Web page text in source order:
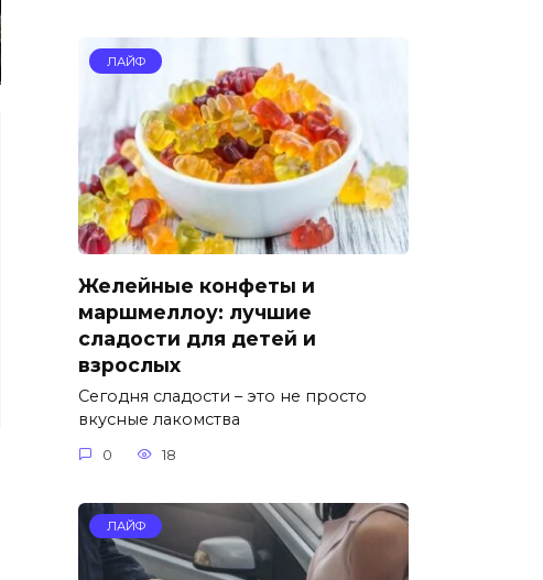
ЛАЙФ
Желейные конфеты и
маршмеллоу: лучшие
сладости для детей и
взрослых
Сегодня сладости – это не просто
вкусные лакомства
0 18
ЛАЙФ